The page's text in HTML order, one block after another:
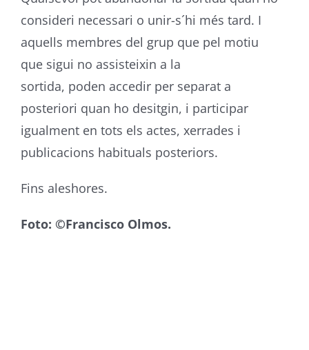
consideri necessari o unir-s´hi més tard. I
aquells membres del grup que pel motiu
que sigui no assisteixin a la
sortida, poden accedir per separat a
posteriori quan ho desitgin, i participar
igualment en tots els actes, xerrades i
publicacions habituals posteriors.
Fins aleshores.
Foto: ©Francisco Olmos.